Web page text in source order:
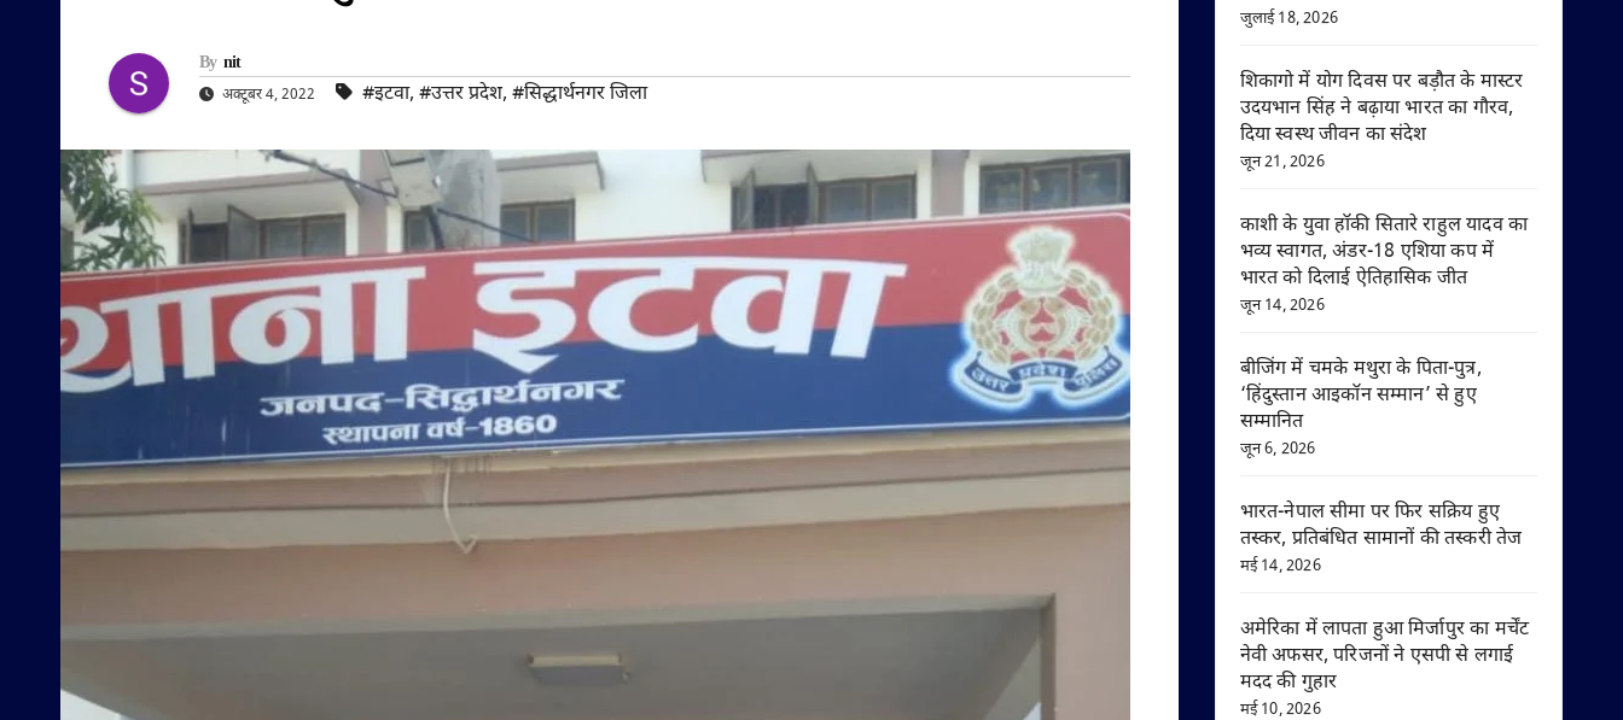
By nit
अक्टूबर 4, 2022 #इटवा, #उत्तर प्रदेश, #सिद्धार्थनगर जिला
जुलाई 18, 2026
शिकागो में योग दिवस पर बड़ौत के मास्टर
उदयभान सिंह ने बढ़ाया भारत का गौरव,
दिया स्वस्थ जीवन का संदेश
जून 21, 2026
काशी के युवा हॉकी सितारे राहुल यादव का
भव्य स्वागत, अंडर-18 एशिया कप में
भारत को दिलाई ऐतिहासिक जीत
जून 14, 2026
बीजिंग में चमके मथुरा के पिता-पुत्र,
‘हिंदुस्तान आइकॉन सम्मान’ से हुए
सम्मानित
जून 6, 2026
भारत-नेपाल सीमा पर फिर सक्रिय हुए
तस्कर, प्रतिबंधित सामानों की तस्करी तेज
मई 14, 2026
अमेरिका में लापता हुआ मिर्जापुर का मर्चेंट
नेवी अफसर, परिजनों ने एसपी से लगाई
मदद की गुहार
मई 10, 2026